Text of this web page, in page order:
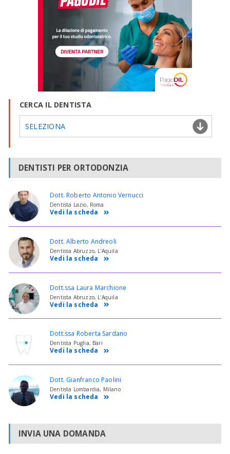
CERCA IL DENTISTA
SELEZIONA
DENTISTI PER ORTODONZIA
Dott. Roberto Antonio Vernucci
Dentista Lazio, Roma
Vedi la scheda
Dott. Alberto Andreoli
Dentista Abruzzo, L'Aquila
Vedi la scheda
Dott.ssa Laura Marchione
Dentista Abruzzo, L'Aquila
Vedi la scheda
Dott.ssa Roberta Sardano
Dentista Puglia, Bari
Vedi la scheda
Dott. Gianfranco Paolini
Dentista Lombardia, Milano
Vedi la scheda
INVIA UNA DOMANDA